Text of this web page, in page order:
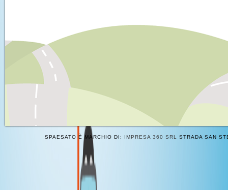
SPAESATO È MARCHIO DI: IMPRESA 360 SRL STRADA SAN